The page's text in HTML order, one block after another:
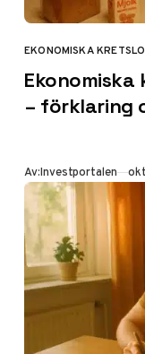
KATEGORI
EKONOMISKA
– förklaring
Av:Investportalen